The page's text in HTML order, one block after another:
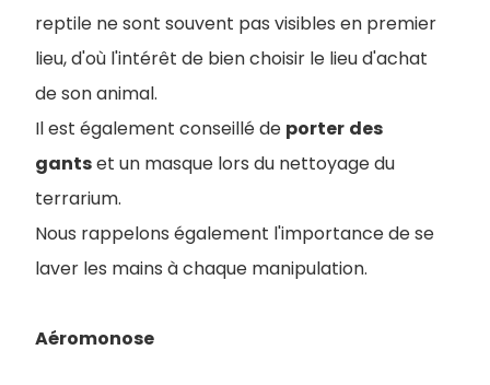
reptile ne sont souvent pas visibles en premier
lieu, d'où l'intérêt de bien choisir le lieu d'achat
de son animal.
Il est également conseillé de porter des
gantset un masque lors du nettoyage du
terrarium.
Nous rappelons également l'importance de se
laver les mains à chaque manipulation.
Aéromonose